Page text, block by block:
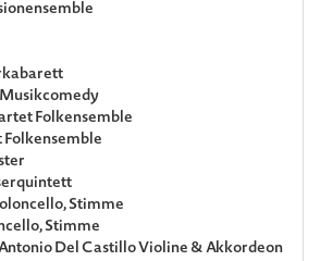
Musikcomedy
Folkensemble
Folkensemble
Stimme
Stimme
Del CastilloVioline & Akkordeon